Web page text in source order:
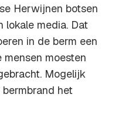
Herwijnen botsen
lokale media. Dat
in de berm een
moesten
Mogelijk
het